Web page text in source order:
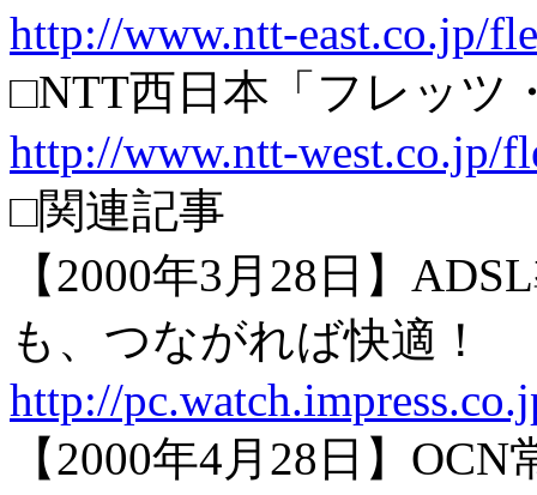
http://www.ntt-east.co.jp/
□NTT西日本「フレッツ
http://www.ntt-west.co.jp/
□関連記事
【2000年3月28日】
も、つながれば快適！
http://
【2000年4月28日】